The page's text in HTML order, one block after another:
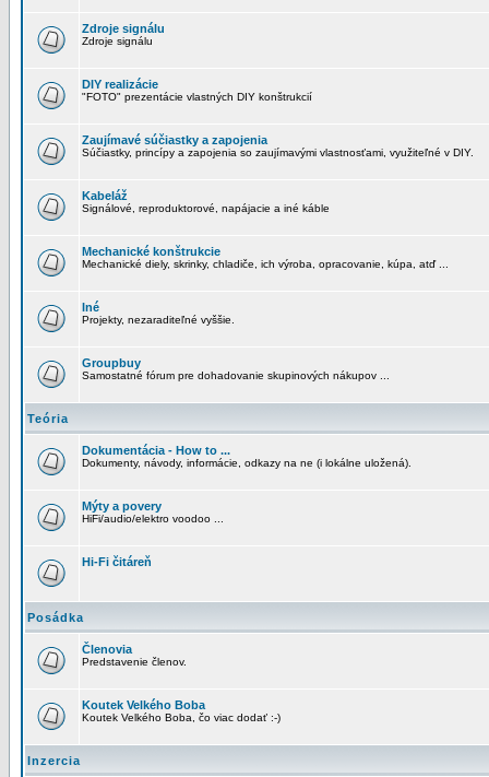
Zdroje signálu
Zdroje signálu
DIY realizácie
"FOTO" prezentácie vlastných DIY konštrukcií
Zaujímavé súčiastky a zapojenia
Súčiastky, princípy a zapojenia so zaujímavými vlastnosťami, využiteľné v DIY.
Kabeláž
Signálové, reproduktorové, napájacie a iné káble
Mechanické konštrukcie
Mechanické diely, skrinky, chladiče, ich výroba, opracovanie, kúpa, atď ...
Iné
Projekty, nezaraditeľné vyššie.
Groupbuy
Samostatné fórum pre dohadovanie skupinových nákupov ...
Teória
Dokumentácia - How to ...
Dokumenty, návody, informácie, odkazy na ne (i lokálne uložená).
Mýty a povery
HiFi/audio/elektro voodoo ...
Hi-Fi čitáreň
Posádka
Členovia
Predstavenie členov.
Koutek Velkého Boba
Koutek Velkého Boba, čo viac dodať :-)
Inzercia